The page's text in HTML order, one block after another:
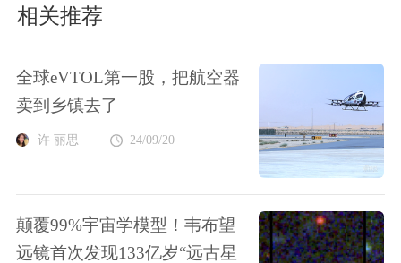
相关推荐
全球eVTOL第一股，把航空器
卖到乡镇去了
许 丽思 24/09/20
颠覆99%宇宙学模型！韦布望
远镜首次发现133亿岁“远古星